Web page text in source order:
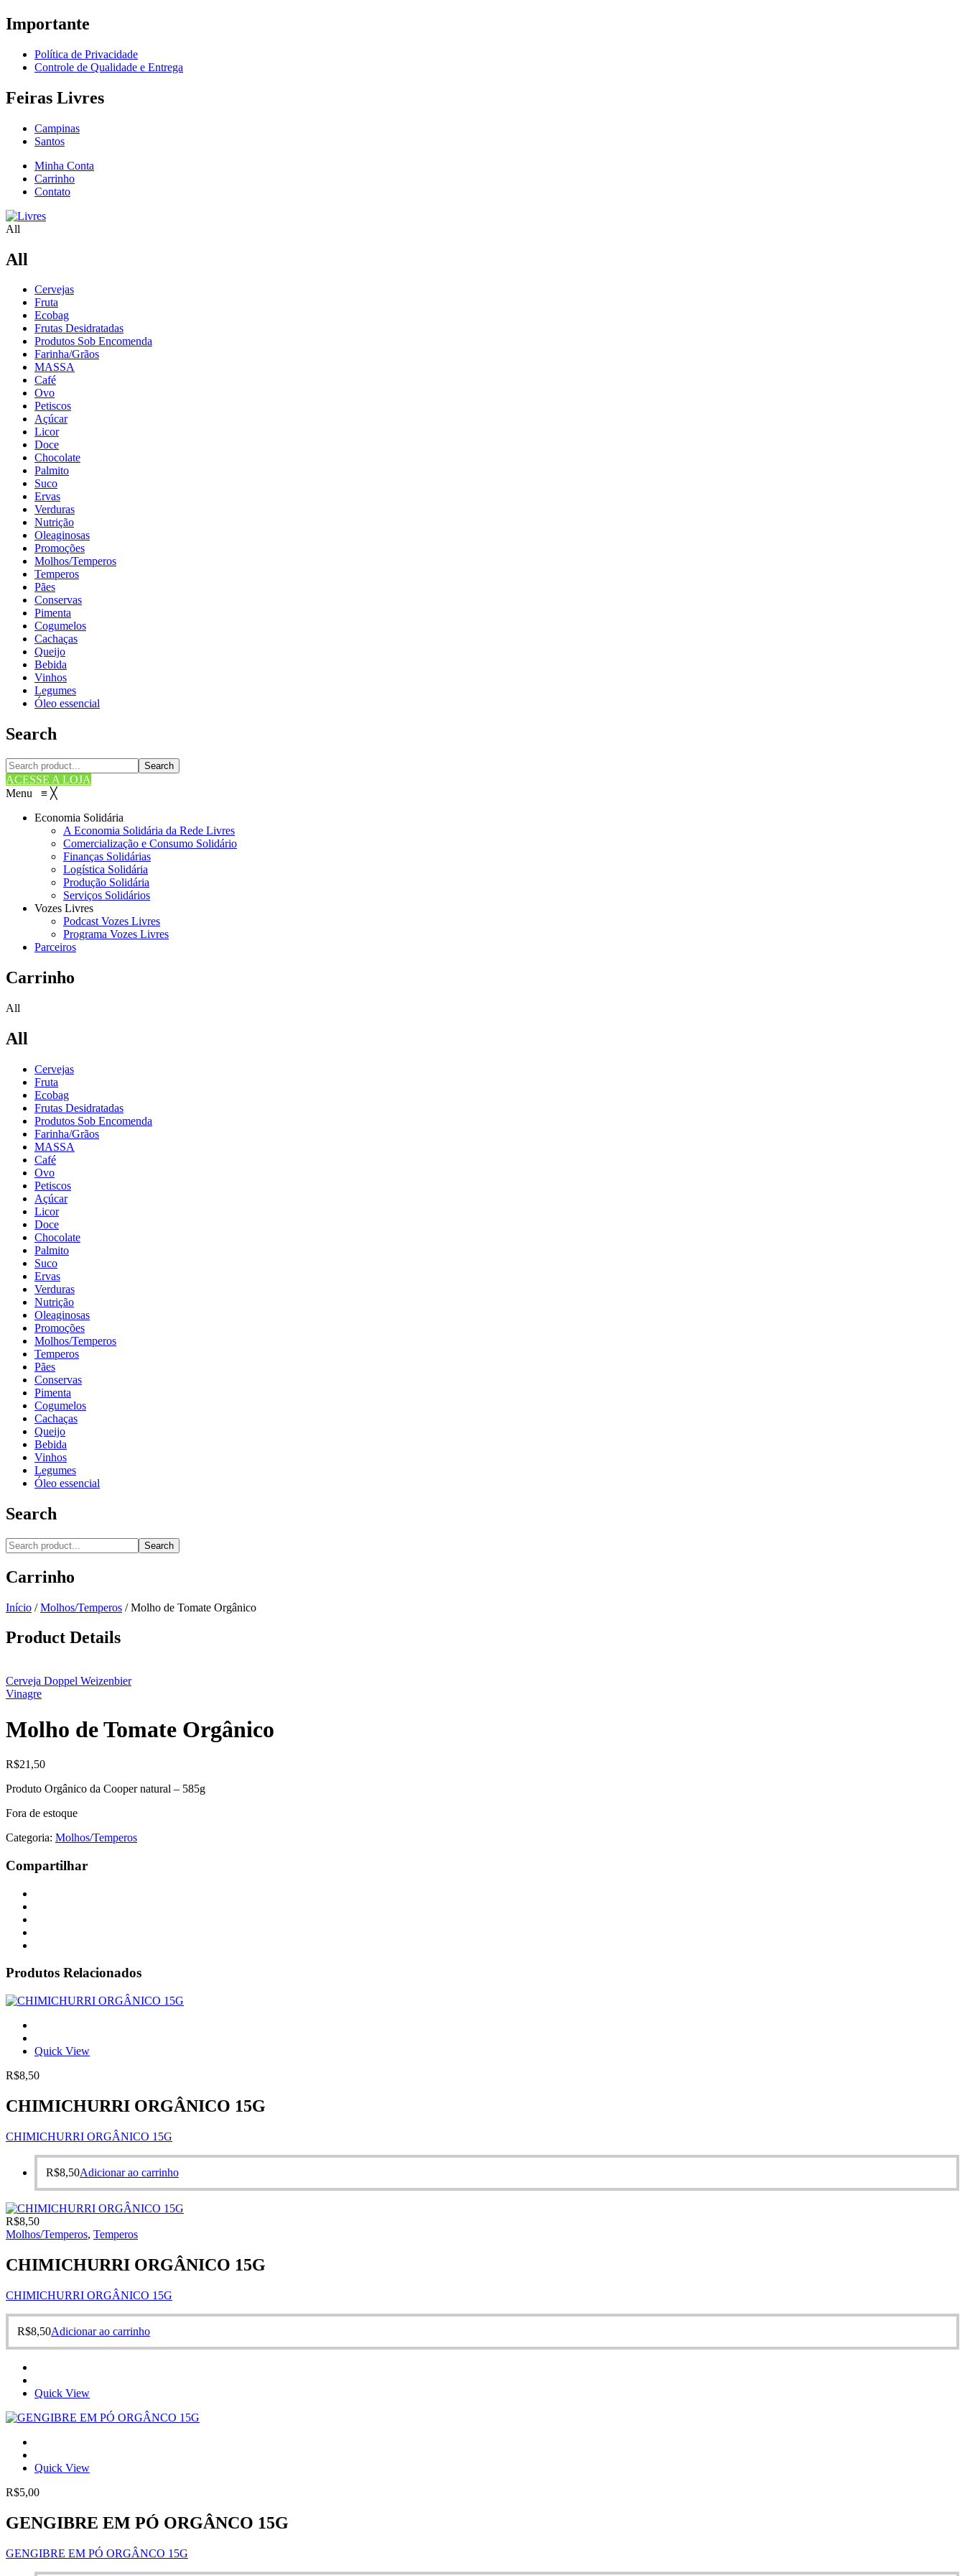
Importante
Política de Privacidade
Controle de Qualidade e Entrega
Feiras Livres
Campinas
Santos
Minha Conta
Carrinho
Contato
All
All
Cervejas
Fruta
Ecobag
Frutas Desidratadas
Produtos Sob Encomenda
Farinha/Grãos
MASSA
Café
Ovo
Petiscos
Açúcar
Licor
Doce
Chocolate
Palmito
Suco
Ervas
Verduras
Nutrição
Oleaginosas
Promoções
Molhos/Temperos
Temperos
Pães
Conservas
Pimenta
Cogumelos
Cachaças
Queijo
Bebida
Vinhos
Legumes
Óleo essencial
Search
Search
ACESSE A LOJA
Menu ≡ ╳
Economia Solidária
A Economia Solidária da Rede Livres
Comercialização e Consumo Solidário
Finanças Solidárias
Logística Solidária
Produção Solidária
Serviços Solidários
Vozes Livres
Podcast Vozes Livres
Programa Vozes Livres
Parceiros
Carrinho
All
All
Cervejas
Fruta
Ecobag
Frutas Desidratadas
Produtos Sob Encomenda
Farinha/Grãos
MASSA
Café
Ovo
Petiscos
Açúcar
Licor
Doce
Chocolate
Palmito
Suco
Ervas
Verduras
Nutrição
Oleaginosas
Promoções
Molhos/Temperos
Temperos
Pães
Conservas
Pimenta
Cogumelos
Cachaças
Queijo
Bebida
Vinhos
Legumes
Óleo essencial
Search
Search
Carrinho
Início / Molhos/Temperos /Molho de Tomate Orgânico
Product Details
Cerveja Doppel Weizenbier
Vinagre
Molho de Tomate Orgânico
R$21,50
Produto Orgânico da Cooper natural – 585g
Fora de estoque
Categoria: Molhos/Temperos
Compartilhar
Produtos Relacionados
Quick View
R$8,50
CHIMICHURRI ORGÂNICO 15G
CHIMICHURRI ORGÂNICO 15G
R$8,50Adicionar ao carrinho
R$8,50
Molhos/Temperos, Temperos
CHIMICHURRI ORGÂNICO 15G
CHIMICHURRI ORGÂNICO 15G
R$8,50Adicionar ao carrinho
Quick View
Quick View
R$5,00
GENGIBRE EM PÓ ORGÂNCO 15G
GENGIBRE EM PÓ ORGÂNCO 15G